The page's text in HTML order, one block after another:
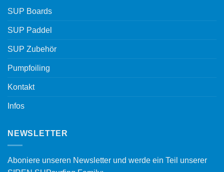
SUP Boards
SUP Paddel
SUP Zubehör
Pumpfoiling
Kontakt
Infos
NEWSLETTER
Aboniere unseren Newsletter und werde ein Teil unserer